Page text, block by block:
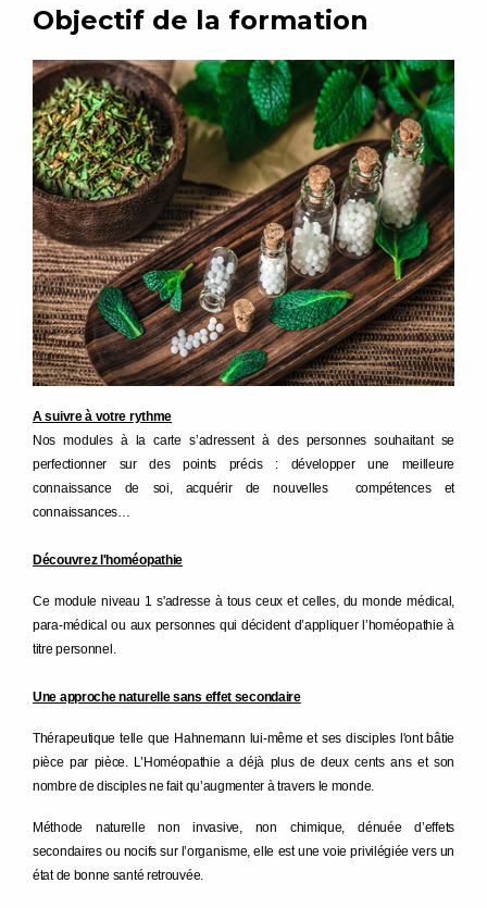
Objectif de la formation
A suivre à votre rythme
Nos modules à la carte s’adressent à des personnes souhaitant se
perfectionner sur des points précis : développer une meilleure
connaissance de soi, acquérir de nouvelles compétences et
connaissances…
Découvrez l'homéopathie
Ce module niveau 1 s'adresse à tous ceux et celles, du monde médical,
para-médical ou aux personnes qui décident d’appliquer l’homéopathie à
titre personnel.
Une approche naturelle sans effet secondaire
Thérapeutique telle que Hahnemann lui-même et ses disciples l'ont bâtie
pièce par pièce. L’Homéopathie a déjà plus de deux cents ans et son
nombre de disciples ne fait qu’augmenter à travers le monde.
Méthode naturelle non invasive, non chimique, dénuée d’effets
secondaires ou nocifs sur l’organisme, elle est une voie privilégiée vers un
état de bonne santé retrouvée.